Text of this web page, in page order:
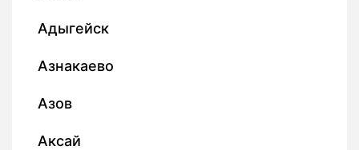
Адыгейск
Азнакаево
Азов
Аксай